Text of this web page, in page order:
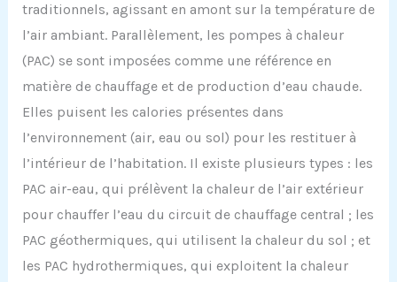
traditionnels, agissant en amont sur la température de
l’air ambiant. Parallèlement, les pompes à chaleur
(PAC) se sont imposées comme une référence en
matière de chauffage et de production d’eau chaude.
Elles puisent les calories présentes dans
l’environnement (air, eau ou sol) pour les restituer à
l’intérieur de l’habitation. Il existe plusieurs types : les
PAC air-eau, qui prélèvent la chaleur de l’air extérieur
pour chauffer l’eau du circuit de chauffage central ; les
PAC géothermiques, qui utilisent la chaleur du sol ; et
les PAC hydrothermiques, qui exploitent la chaleur